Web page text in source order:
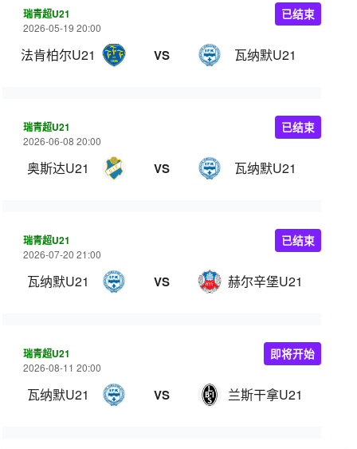
瑞青超U21
2026-05-19 20:00
法肯柏尔U21 VS 瓦纳默U21
已结束
瑞青超U21
2026-06-08 20:00
奥斯达U21 VS 瓦纳默U21
已结束
瑞青超U21
2026-07-20 21:00
瓦纳默U21 VS 赫尔辛堡U21
已结束
瑞青超U21
2026-08-11 20:00
瓦纳默U21 VS 兰斯干拿U21
即将开始